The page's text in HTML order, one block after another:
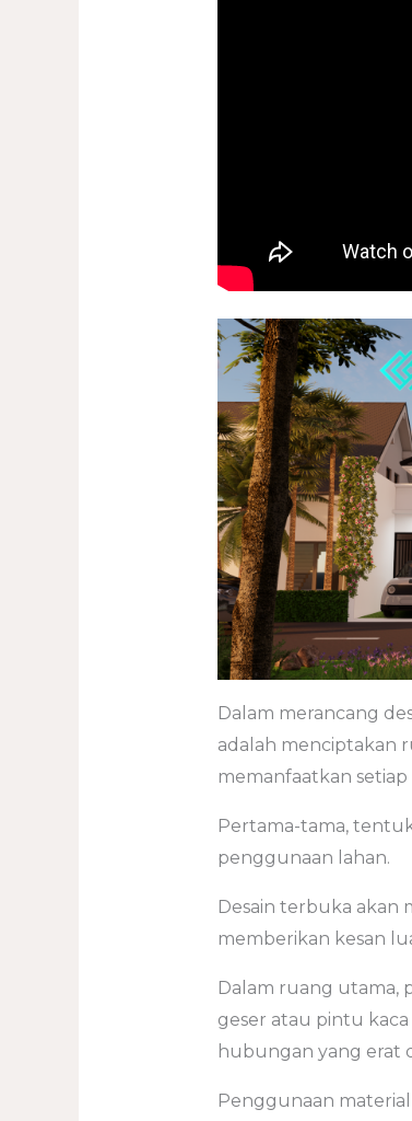
Dalam merancang
adalah menciptakan
memanfaatkan setiap
Pertama-tama,
penggunaan lahan.
Desain terbuka akan
memberikan kesan
Dalam ruang
geser atau pintu
hubungan yang erat
Penggunaan